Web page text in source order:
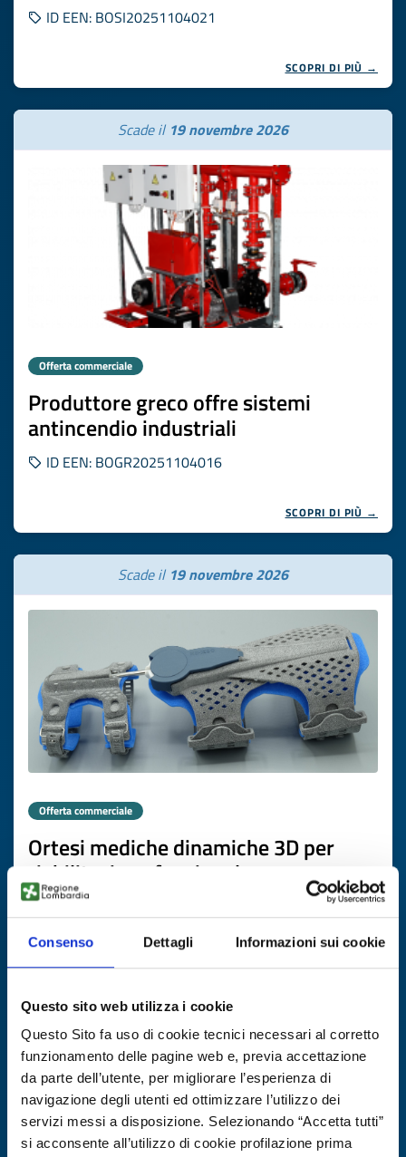
Consenso Dettagli Informazioni sui cookie
Questo sito web utilizza i cookie
Questo Sito fa uso di cookie tecnici necessari al corretto
funzionamento delle pagine web e, previa accettazione
da parte dell’utente, per migliorare l’esperienza di
navigazione degli utenti ed ottimizzare l’utilizzo dei
servizi messi a disposizione. Selezionando “Accetta tutti”
si acconsente all’utilizzo di cookie profilazione prima
ID EEN: BOSI20251104021
SCOPRI DI PIÙ →
Scade il 19 novembre 2026
Offerta commerciale
Produttore greco offre sistemi
antincendio industriali
ID EEN: BOGR20251104016
SCOPRI DI PIÙ →
Scade il 19 novembre 2026
Offerta commerciale
Ortesi mediche dinamiche 3D per
riabilitazione funzionale
ID EEN: BODE20251111015